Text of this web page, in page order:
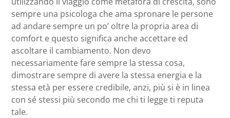
sempre una psicologa che ama spronare le persone
ad andare sempre un po’ oltre la propria area di
comfort e questo significa anche accettare ed
ascoltare il cambiamento. Non devo
necessariamente fare sempre la stessa cosa,
dimostrare sempre di avere la stessa energia e la
stessa età per essere credibile, anzi, più si è in linea
con sé stessi più secondo me chi ti legge ti reputa
tale.